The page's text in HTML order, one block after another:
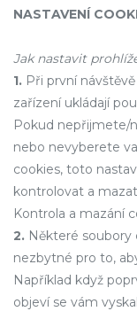
NASTAVENÍ
Jak nastavit
1. Při první
zařízení ukládají
Pokud nepřijmete/
nebo nevyberete
cookies, toto
kontrolovat a
Kontrola a mazání
2. Některé soubory
nezbytné pro to,
Například když
objeví se vám